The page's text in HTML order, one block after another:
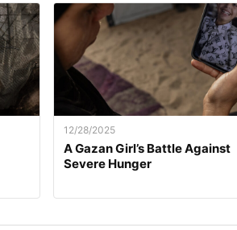
12/28/2025
A Gazan Girl’s Battle Against
Severe Hunger